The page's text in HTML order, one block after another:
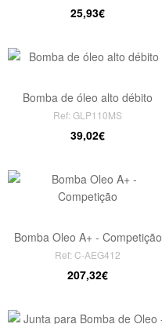
25,93€
Bomba de óleo alto débito
Ref: GLP110MS
39,02€
Bomba Oleo A+ - Competição
Ref: C-AEG412
207,32€